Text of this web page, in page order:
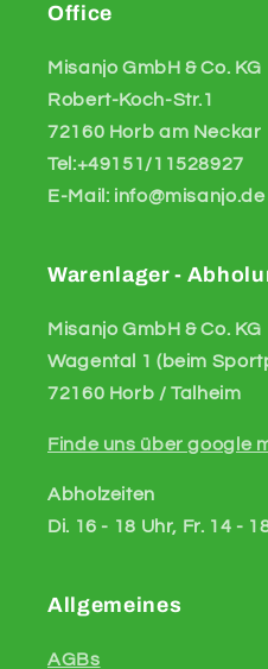
Office
Misanjo GmbH & Co. KG
Robert-Koch-Str.1
72160 Horb am Neckar
Tel:+49151/11528927
E-Mail: info@misanjo.de
Warenlager -
Misanjo GmbH & Co. KG
Wagental 1 (beim
72160 Horb / Talheim
Finde uns über google
Abholzeiten
Di. 16 - 18 Uhr, Fr. 14 -
Allgemeines
AGBs